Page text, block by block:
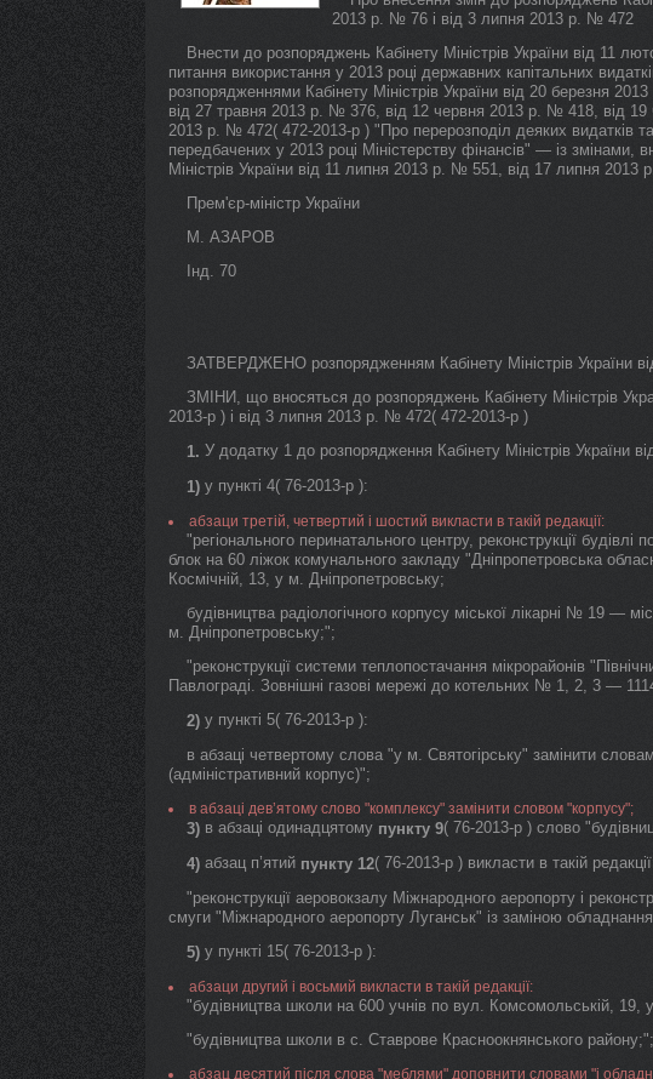
2013 р. № 76 і від 3 липня 2013 р. № 472
Внести до розпоряджень Кабінету Міністрів України від 11
питання використання у 2013 році державних капітальних
розпорядженнями Кабінету Міністрів України від 20 березня
від 27 травня 2013 р. № 376, від 12 червня 2013 р. № 418, від
2013 р. № 472( 472-2013-р ) "Про перерозподіл деяких видатків
передбачених у 2013 році Міністерству фінансів" — із змінами,
Міністрів України від 11 липня 2013 р. № 551, від 17 липня
Прем'єр-міністр України
М. АЗАРОВ
Інд. 70
ЗАТВЕРДЖЕНО розпорядженням Кабінету Міністрів України
ЗМІНИ, що вносяться до розпоряджень Кабінету Міністрів
2013-р ) і від 3 липня 2013 р. № 472( 472-2013-р )
1. У додатку 1 до розпорядження Кабінету Міністрів України
1) у пункті 4( 76-2013-р ):
абзаци третій, четвертий і шостий викласти в такій редакції:
"регіонального перинатального центру, реконструкції будівлі
блок на 60 ліжок комунального закладу "Дніпропетровська
Космічній, 13, у м. Дніпропетровську;
будівництва радіологічного корпусу міської лікарні № 19 —
м. Дніпропетровську;";
"реконструкції системи теплопостачання мікрорайонів
Павлограді. Зовнішні газові мережі до котельних № 1, 2, 3 —
2) у пункті 5( 76-2013-р ):
в абзаці четвертому слова "у м. Святогірську" замінити
(адміністративний корпус)";
в абзаці дев’ятому слово "комплексу" замінити словом "корпусу";
3) в абзаці одинадцятому пункту 9( 76-2013-р ) слово
4) абзац п’ятий пункту 12( 76-2013-р ) викласти в такій
"реконструкції аеровокзалу Міжнародного аеропорту і
смуги "Міжнародного аеропорту Луганськ" із заміною обладнання
5) у пункті 15( 76-2013-р ):
абзаци другий і восьмий викласти в такій редакції:
"будівництва школи на 600 учнів по вул. Комсомольській, 19,
"будівництва школи в с. Ставрове Красноокнянського району;";
абзац десятий після слова "меблями" доповнити словами "і